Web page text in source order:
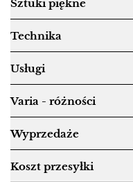
Sztuki piękne
Technika
Usługi
Varia - różności
Wyprzedaże
Koszt przesyłki